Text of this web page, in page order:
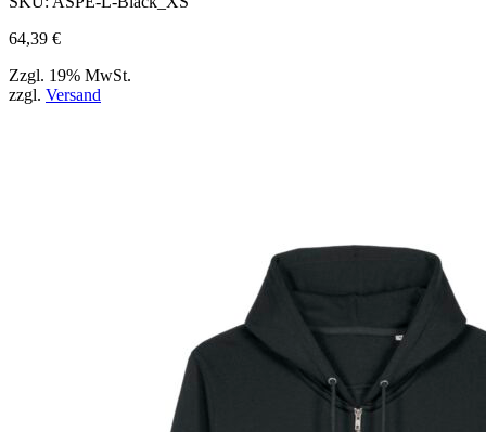
64,39 €
Zzgl. 19% MwSt.
zzgl. Versand